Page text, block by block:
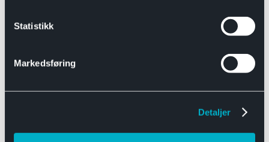
Statistikk
Markedsføring
Detaljer